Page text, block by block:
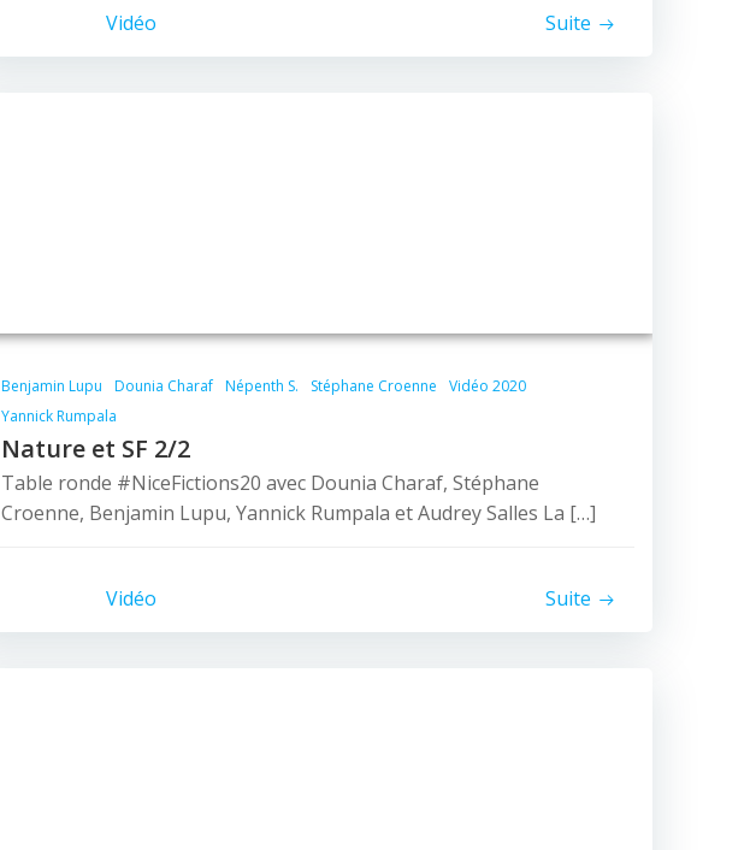
Vidéo Suite
Benjamin Lupu Dounia Charaf Népenth S. Stéphane Croenne
Vidéo 2020
Yannick Rumpala
Nature et SF 2/2
Table ronde #NiceFictions20 avec Dounia Charaf, Stéphane
Croenne, Benjamin Lupu, Yannick Rumpala et Audrey Salles La […]
Vidéo Suite